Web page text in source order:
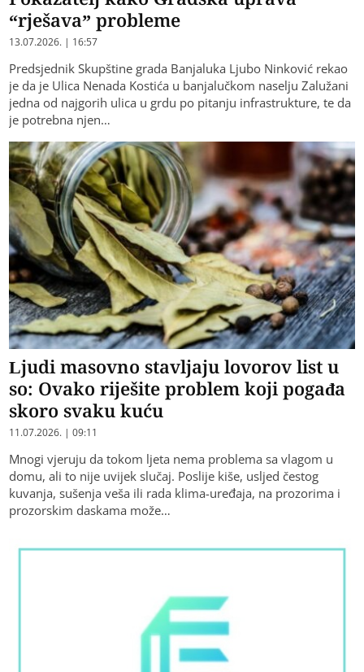
“rješava” probleme
13.07.2026. | 16:57
Predsjednik Skupštine grada Banjaluka Ljubo Ninković rekao
je da je Ulica Nenada Kostića u banjalučkom naselju Zalužani
jedna od najgorih ulica u grdu po pitanju infrastrukture, te da
je potrebna njen…
Ljudi masovno stavljaju lovorov list u
so: Ovako riješite problem koji pogađa
skoro svaku kuću
11.07.2026. | 09:11
Mnogi vjeruju da tokom ljeta nema problema sa vlagom u
domu, ali to nije uvijek slučaj. Poslije kiše, usljed čestog
kuvanja, sušenja veša ili rada klima-uređaja, na prozorima i
prozorskim daskama može…